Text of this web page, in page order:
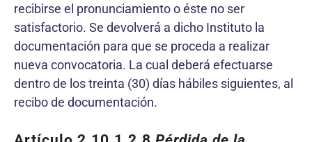
recibirse el pronunciamiento o éste no ser
satisfactorio. Se devolverá a dicho Instituto la
documentación para que se proceda a realizar
nueva convocatoria. La cual deberá efectuarse
dentro de los treinta (30) días hábiles siguientes, al
recibo de documentación.